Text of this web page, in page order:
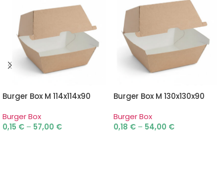
Burger Box M 114x114x90
Burger Box
0,15 € – 57,00 €
Burger Box M 130x130x90
Burger Box
0,18 € – 54,00 €